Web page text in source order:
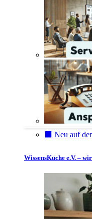
⬛️ Neu auf
WissensKüche e.V. –